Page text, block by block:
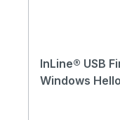
InLine® USB
Windows